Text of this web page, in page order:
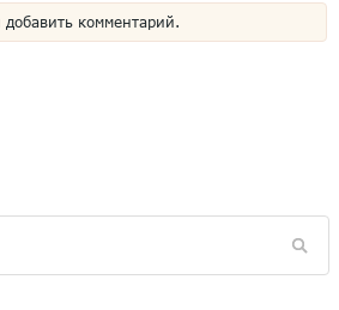
добавить комментарий.